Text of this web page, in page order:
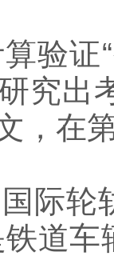
验证“
究出
，在
际轮
铁道